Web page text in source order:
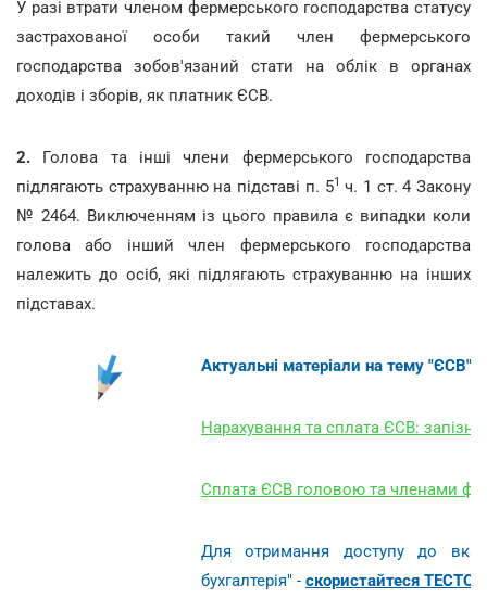
У разі втрати членом фермерського господарства статусу
застрахованої особи такий член фермерського
господарства зобов'язаний стати на облік в органах
доходів і зборів, як платник ЄСВ.
2. Голова та інші члени фермерського господарства
підлягають страхуванню на підставі п. 51 ч. 1 ст. 4 Закону
№ 2464. Виключенням із цього правила є випадки коли
голова або інший член фермерського господарства
належить до осіб, які підлягають страхуванню на інших
підставах.
Актуальні матеріали на тему "ЄСВ":
Нарахування та сплата ЄСВ:
Сплата ЄСВ головою та членами
Для отримання доступу до
бухгалтерія" - скористайтеся